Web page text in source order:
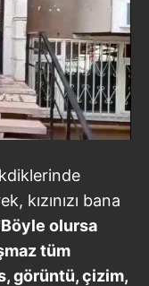
kızınızı bana
olursa
tüm
görüntü, çizim,